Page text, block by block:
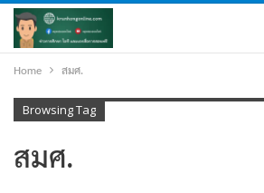
Home สมศ.
Browsing Tag
สมศ.